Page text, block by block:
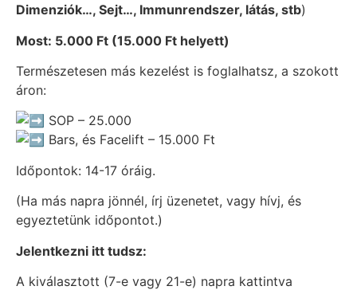
Dimenziók…, Sejt…, Immunrendszer, látás, stb)
Most: 5.000 Ft (15.000 Ft helyett)
Természetesen más kezelést is foglalhatsz, a szokott
áron:
SOP – 25.000
Bars, és Facelift – 15.000 Ft
Időpontok: 14-17 óráig.
(Ha más napra jönnél, írj üzenetet, vagy hívj, és
egyeztetünk időpontot.)
Jelentkezni itt tudsz:
A kiválasztott (7-e vagy 21-e) napra kattintva